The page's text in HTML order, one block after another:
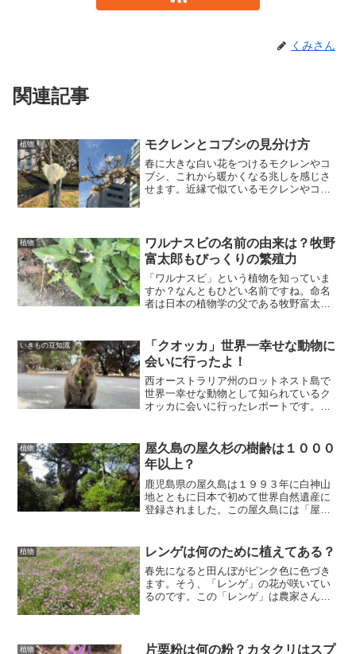
くみさん
関連記事
植物 モクレンとコブシの見分け方
春に大きな白い花をつけるモクレンやコ
ブシ、これから暖かくなる兆しを感じさ
せます。近縁で似ているモクレンやコブ
植物
ワルナスビの名前の由来は？牧野
富太郎もびっくりの繁殖力
「ワルナスビ」という植物を知っていま
すか？なんともひどい名前ですね。命名
者は日本の植物学の父である牧野富太郎
なのでしょうか？どこがワルいのか調べ
てみました。
いきもの豆知識
「クオッカ」世界一幸せな動物に
会いに行ったよ！
西オーストラリア州のロットネスト島で
世界一幸せな動物として知られているク
オッカに会いに行ったレポートです。か
植物
屋久島の屋久杉の樹齢は１０００
年以上？
鹿児島県の屋久島は１９９３年に白神山
地とともに日本で初めて世界自然遺産に
登録されました。この屋久島には「屋久
杉とどう違うのでしょうか。
植物 レンゲは何のために植えてある？
春先になると田んぼがピンク色に色づき
ます。そう、「レンゲ」の花が咲いてい
るのです。この「レンゲ」は農家さんが
植えてある？緑肥とは？ ...
植物
片栗粉は何の粉？カタクリはスプ